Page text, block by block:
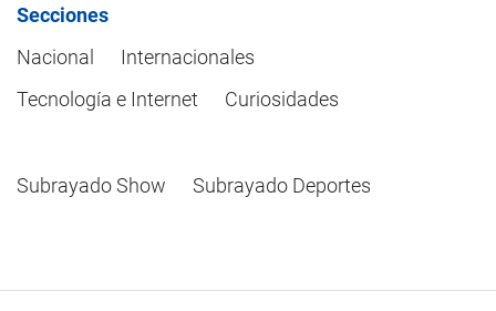
Secciones
Nacional
Internacionales
Tecnología e Internet
Curiosidades
Subrayado Show Subrayado Deportes